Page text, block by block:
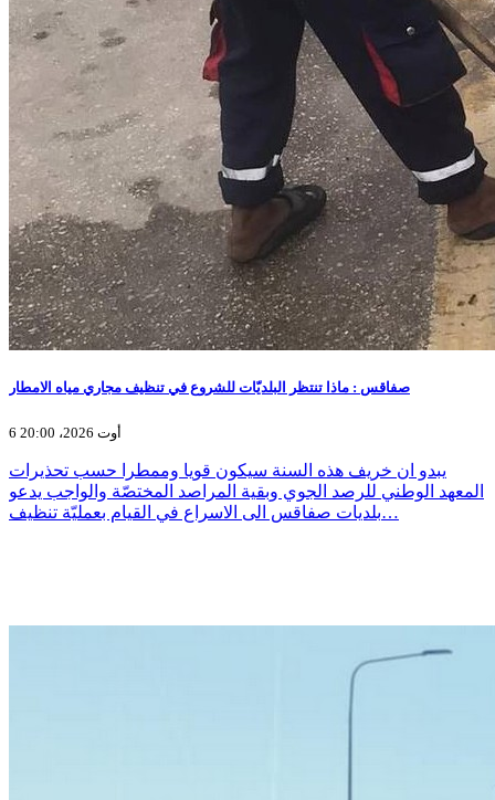
صفاقس : ماذا تنتظر البلديّات للشروع في تنظيف مجاري مياه الامطار
6 أوت 2026، 20:00
يبدو ان خريف هذه السنة سيكون قويا وممطرا حسب تحذيرات
المعهد الوطني للرصد الجوي وبقية المراصد المختصّة والواجب يدعو
بلديات صفاقس الى الاسراع في القيام بعمليّة تنظيف…